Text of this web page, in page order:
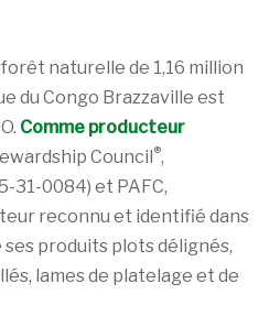
forêt naturelle de 1,16 million
du Congo Brazzaville est
Comme producteur
Council®,
31-0084) et PAFC,
reconnu et identifié dans
produits plots délignés,
lames de platelage et de